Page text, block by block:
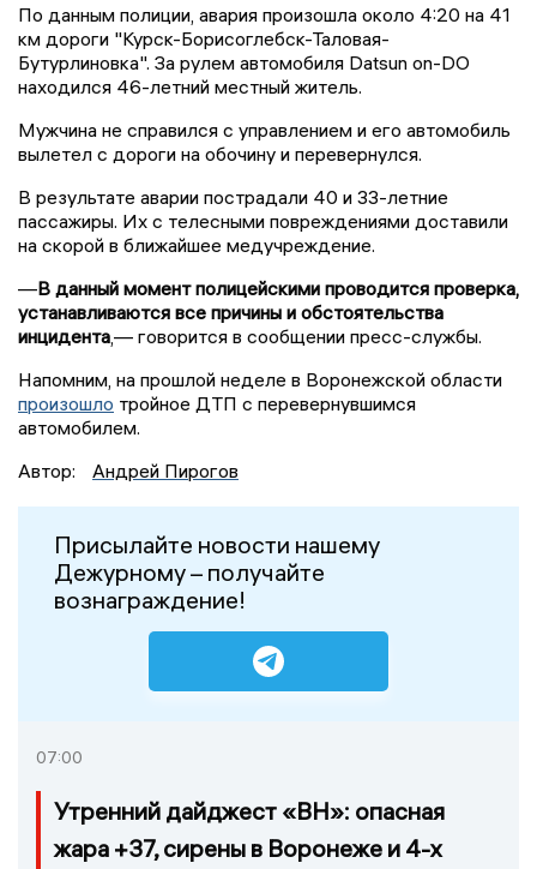
По данным полиции, авария произошла около 4:20 на 41
км дороги "Курск-Борисоглебск-Таловая-
Бутурлиновка". За рулем автомобиля Datsun on-DO
находился 46-летний местный житель.
Мужчина не справился с управлением и его автомобиль
вылетел с дороги на обочину и перевернулся.
В результате аварии пострадали 40 и 33-летние
пассажиры. Их с телесными повреждениями доставили
на скорой в ближайшее медучреждение.
—В данный момент полицейскими проводится проверка,
устанавливаются все причины и обстоятельства
инцидента,— говорится в сообщении пресс-службы.
Напомним, на прошлой неделе в Воронежской области
произошло тройное ДТП с перевернувшимся
автомобилем.
Автор:
Андрей Пирогов
Присылайте новости нашему
Дежурному – получайте
вознаграждение!
07:00
Утренний дайджест «ВН»: опасная
жара +37, сирены в Воронеже и 4-х